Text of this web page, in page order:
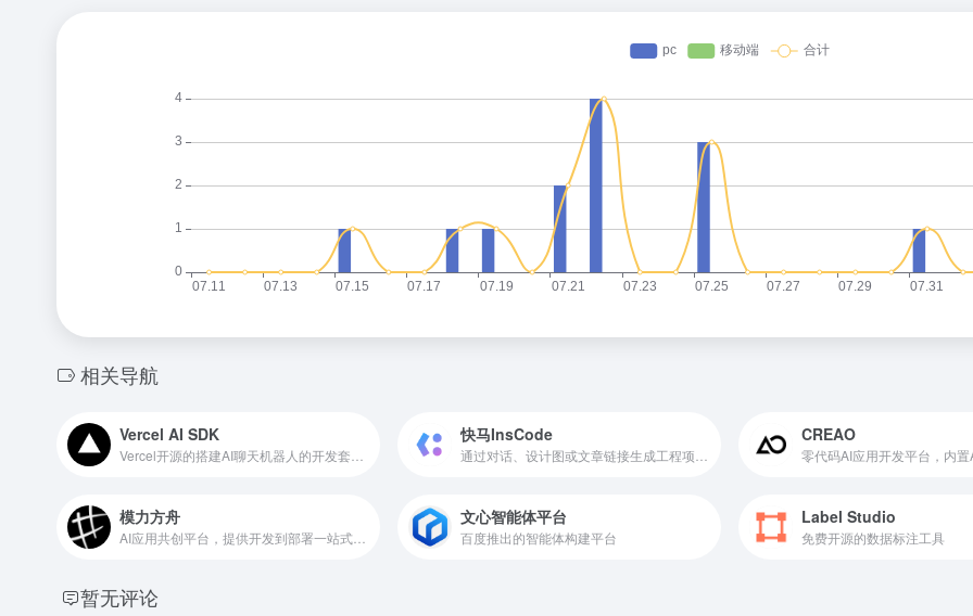
相关导航
Vercel AI SDK 快马InsCode CREAO
零代码AI应用开发平台，内置
模力方舟 文心智能体平台
百度推出的智能体构建平台
Label Studio
免费开源的数据标注工具
暂无评论